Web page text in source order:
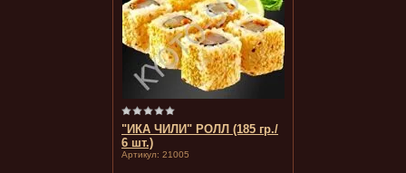
"ИКА ЧИЛИ" РОЛЛ (185 гр./
6 шт.)
Артикул: 21005